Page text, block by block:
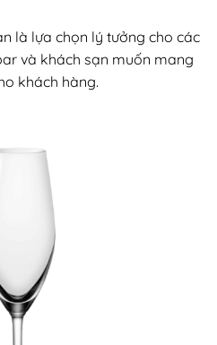
là lựa chọn lý tưởng cho các
và khách sạn muốn mang
khách hàng.